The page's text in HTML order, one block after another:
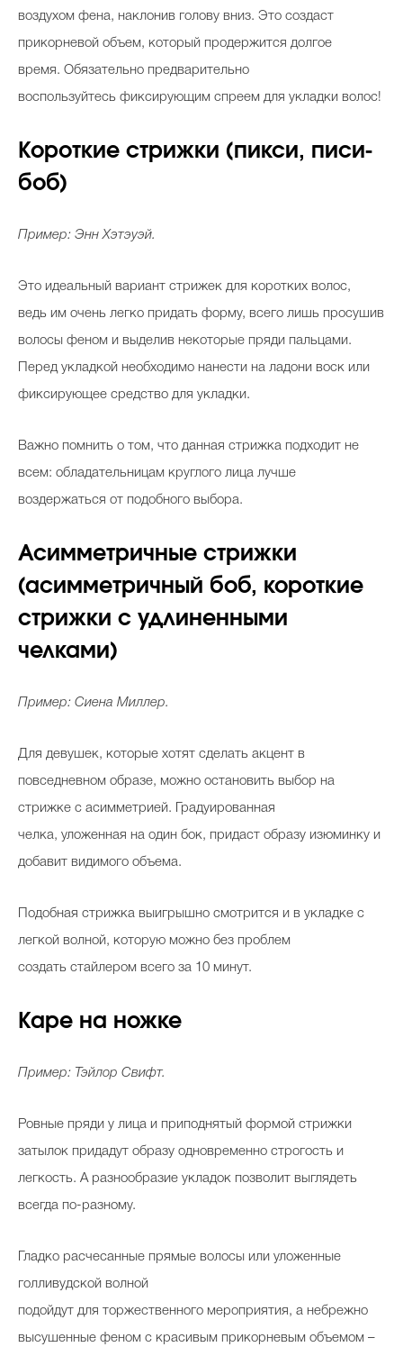
воздухом фена, наклонив голову вниз. Это создаст
прикорневой объем, который продержится долгое
время. Обязательно предварительно
воспользуйтесь фиксирующим спреем для укладки волос!
Короткие стрижки (пикси, писи-
боб)
Пример: Энн Хэтэуэй.
Это идеальный вариант стрижек для коротких волос,
ведь им очень легко придать форму, всего лишь просушив
волосы феном и выделив некоторые пряди пальцами.
Перед укладкой необходимо нанести на ладони воск или
фиксирующее средство для укладки.
Важно помнить о том, что данная стрижка подходит не
всем: обладательницам круглого лица лучше
воздержаться от подобного выбора.
Асимметричные стрижки
(асимметричный боб, короткие
стрижки с удлиненными
челками)
Пример: Сиена Миллер.
Для девушек, которые хотят сделать акцент в
повседневном образе, можно остановить выбор на
стрижке с асимметрией. Градуированная
челка, уложенная на один бок, придаст образу изюминку и
добавит видимого объема.
Подобная стрижка выигрышно смотрится и в укладке с
легкой волной, которую можно без проблем
создать стайлером всего за 10 минут.
Каре на ножке
Пример: Тэйлор Свифт.
Ровные пряди у лица и приподнятый формой стрижки
затылок придадут образу одновременно строгость и
легкость. А разнообразие укладок позволит выглядеть
всегда по-разному.
Гладко расчесанные прямые волосы или уложенные
голливудской волной
подойдут для торжественного мероприятия, а небрежно
высушенные феном с красивым прикорневым объемом –